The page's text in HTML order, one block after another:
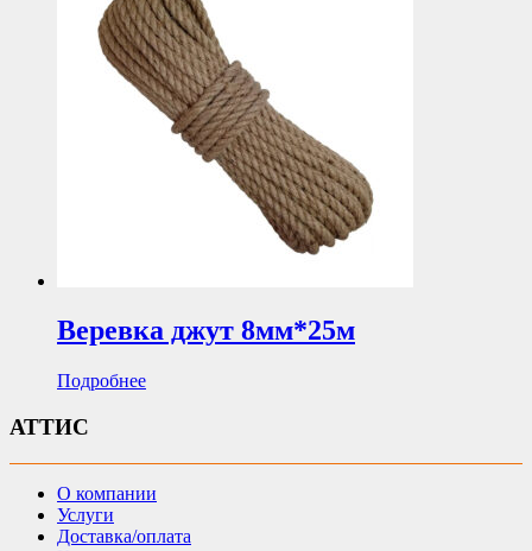
Веревка джут 8мм*25м
Подробнее
АТТИС
О компании
Услуги
Доставка/оплата